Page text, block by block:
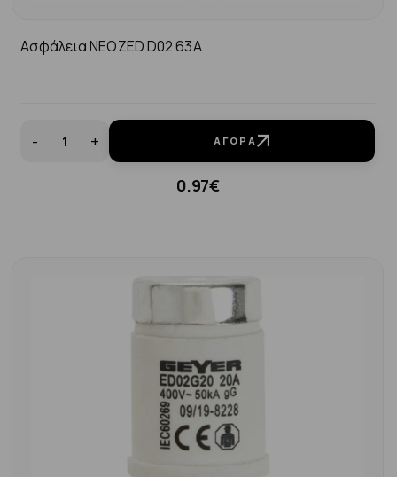
Ασφάλεια ΝΕΟΖΕD D02 63A
- + ΑΓΟΡΆ
0.97€